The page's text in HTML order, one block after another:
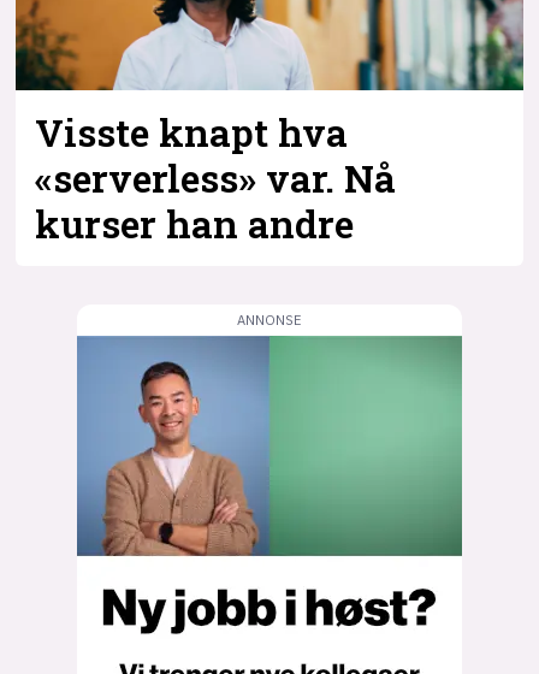
Visste knapt hva
«serverless» var. Nå
kurser han andre